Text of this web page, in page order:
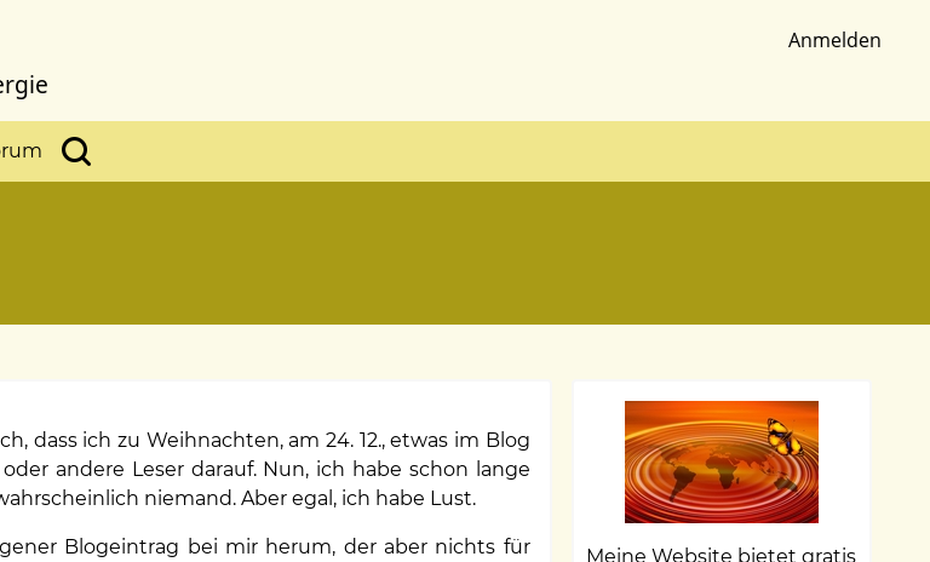
Anmelden
dass ich zu Weihnachten, am 24. 12., etwas im Blog
andere Leser darauf. Nun, ich habe schon lange
niemand. Aber egal, ich habe Lust.
Blogeintrag bei mir herum, der aber nichts für
Meine Website bietet gratis